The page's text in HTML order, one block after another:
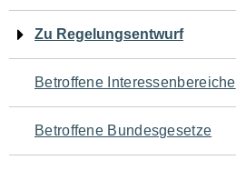
den
Seiteninhalt
Zu Regelungsentwurf
Betroffene Interessenbereiche
Betroffene Bundesgesetze